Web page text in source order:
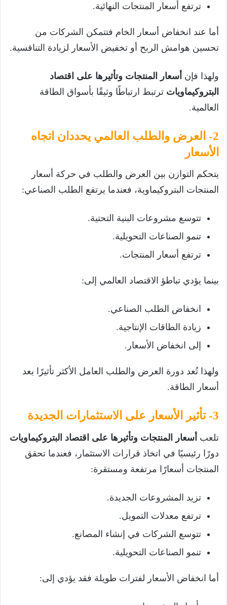
ترتفع أسعار المنتجات النهائية.
أما عند انخفاض أسعار الخام فتتمكن الشركات من
تحسين هوامش الربح أو تخفيض الأسعار لزيادة التنافسية.
ولهذا فإن أسعار المنتجات وتأثيرها على اقتصاد
البتروكيماويات ترتبط ارتباطًا وثيقًا بأسواق الطاقة
العالمية.
2- العرض والطلب العالمي يحددان اتجاه
الأسعار
يتحكم التوازن بين العرض والطلب في حركة أسعار
المنتجات البتروكيماوية، فعندما يرتفع الطلب الصناعي:
تتوسع مشروعات البنية التحتية.
تنمو الصناعات التحويلية.
ترتفع أسعار المنتجات.
بينما يؤدي تباطؤ الاقتصاد العالمي إلى:
انخفاض الطلب الصناعي.
زيادة الطاقات الإنتاجية.
إلى انخفاض الأسعار.
ولهذا تُعد دورة العرض والطلب العامل الأكثر تأثيرًا بعد
أسعار الطاقة.
3- تأثير الأسعار على الاستثمارات الجديدة
تلعب أسعار المنتجات وتأثيرها على اقتصاد البتروكيماويات
دورًا رئيسيًا في اتخاذ قرارات الاستثمار، فعندما تحقق
المنتجات أسعارًا مرتفعة ومستقرة:
تزيد المشروعات الجديدة.
ترتفع معدلات التمويل.
تتوسع الشركات في إنشاء المصانع.
تنمو الصناعات التحويلية.
أما انخفاض الأسعار لفترات طويلة فقد يؤدي إلى: